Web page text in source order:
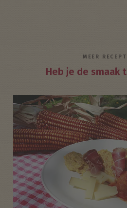
MEER
Heb je de smaak